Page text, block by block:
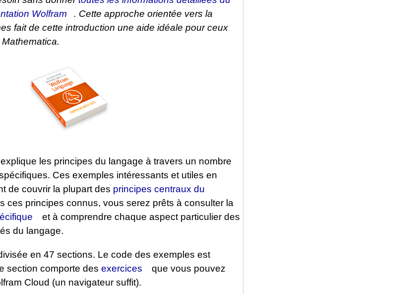
Wolfram
. Cette approche orientée vers la
fait de cette introduction une aide idéale pour ceux
Mathematica.
les principes du langage à travers un nombre
Ces exemples intéressants et utiles en
de couvrir la plupart des principes centraux du
ces principes connus, vous serez prêts à consulter la
et à comprendre chaque aspect particulier des
du langage.
en 47 sections. Le code des exemples est
section comporte des exercices
que vous pouvez
Cloud (un navigateur suffit).